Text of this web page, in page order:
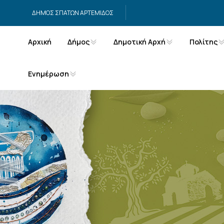
ΔΗΜΟΣ ΣΠΑΤΩΝ ΑΡΤΕΜΙΔΟΣ
Αρχική Δήμος Δημοτική Αρχή Πολίτης
Ενημέρωση